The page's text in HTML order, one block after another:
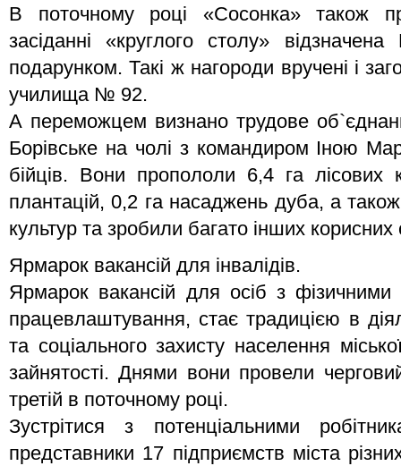
В поточному році «Сосонка» також
засіданні «круглого столу»
подарунком. Такі ж нагороди вручені і
училища № 92.
А переможцем визнано трудове
Борівське на чолі з командиром Іною
бійців. Вони пропололи 6,4 га лісових
плантацій, 0,2 га насаджень дуба, а
культур та зробили багато інших корисних
Ярмарок вакансій для інвалідів.
Ярмарок вакансій для осіб з
працевлаштування, стає традицією в
та соціального захисту населення
зайнятості. Днями вони провели
третій в поточному році.
Зустрітися з потенціальними
представники 17 підприємств міста